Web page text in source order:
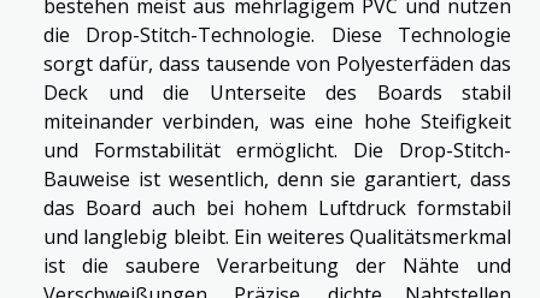
bestehen meist aus mehrlagigem PVC und nutzen
die Drop-Stitch-Technologie. Diese Technologie
sorgt dafür, dass tausende von Polyesterfäden das
Deck und die Unterseite des Boards stabil
miteinander verbinden, was eine hohe Steifigkeit
und Formstabilität ermöglicht. Die Drop-Stitch-
Bauweise ist wesentlich, denn sie garantiert, dass
das Board auch bei hohem Luftdruck formstabil
und langlebig bleibt. Ein weiteres Qualitätsmerkmal
ist die saubere Verarbeitung der Nähte und